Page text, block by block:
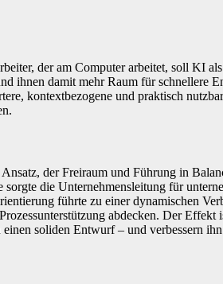
der am Computer arbeitet, soll KI
ihnen damit mehr Raum für schnellere
kontextbezogene und praktisch
der Freiraum und Führung in
die Unternehmensleitung für
führte zu einer dynamischen
abdecken. Der
soliden Entwurf – und verbessern